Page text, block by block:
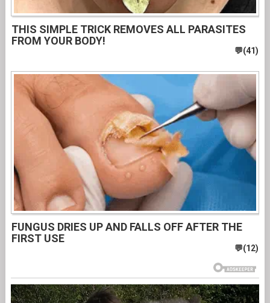
THIS SIMPLE TRICK REMOVES ALL PARASITES
FROM YOUR BODY!
FUNGUS DRIES UP AND FALLS OFF AFTER THE
FIRST USE